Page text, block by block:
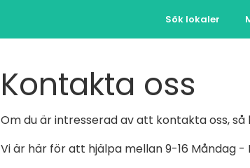
Sök lokaler
Kontakta oss
Om du är intresserad av att kontakta oss,
Vi är här för att hjälpa mellan 9-16 Måndag -